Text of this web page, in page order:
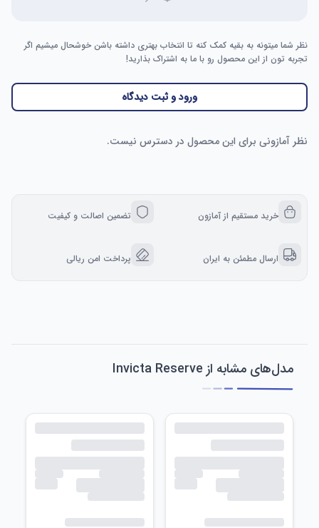
نظر شما میتونه به بقیه کمک کنه تا انتخاب بهتری داشته باشن خوشحال میشیم اگر
تجربه تون از این محصول رو با ما به اشتراک بذارید!
ورود و ثبت دیدگاه
نظر آمازونی برای این محصول در دسترس نیست.
خرید مستقیم از آمازون تضمین اصالت و کیفیت
ارسال مطمئن به ایران پرداخت امن ریالی
مدل‌های مشابه از Invicta Reserve